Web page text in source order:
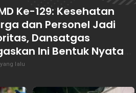
Ke-129: Kesehatan
dan Personel Jadi
Dansatgas
Ini Bentuk Nyata
lalu